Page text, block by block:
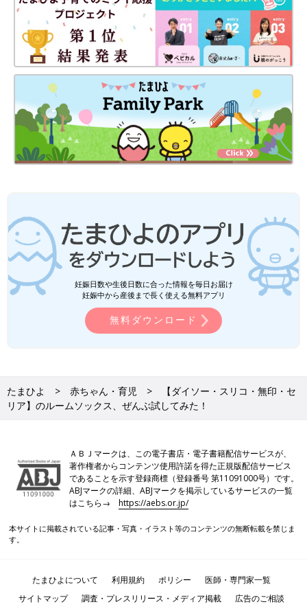
妊娠日数や生後日数に合った情報を毎日お届け
妊娠中から産後まで長く使える無料アプリ
無料ダウンロード
たまひよ 赤ちゃん・育児
【ダイソー・スリコ・無印・セ
リア】のルームソックス、ぜんぶ試してみた！
ＡＢＪマークは、この電子書店・電子書籍配信サービスが、
著作権者からコンテンツ使用許諾を得た正規版配信サービス
であることを示す登録商標（登録番号 第11091000号）です。
ABJマークの詳細、ABJマークを掲示しているサービスの一覧
はこちら→https://aebs.or.jp/
本サイトに掲載されている記事・写真・イラスト等のコンテンツの無断転載を禁じま
す。
たまひよについて 利用規約 ポリシー
医師・専門家一覧
サイトマップ
調査・プレスリリース・メディア掲載
広告のご相談